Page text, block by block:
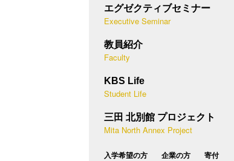
説明会・授業見学会
キャリア支援
在学生・修了生の声
学費・奨学制度
エグゼクティブセミナー
Executive Seminar
教員紹介
Faculty
KBS Life
Student Life
三田 北別館 プロジェクト
Mita North Annex Project
入学希望の方 企業の方 寄付